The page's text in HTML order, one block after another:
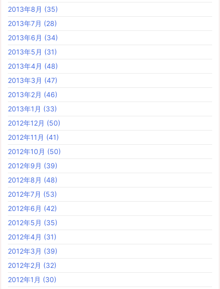
2013年8月 (35)
2013年7月 (28)
2013年6月 (34)
2013年5月 (31)
2013年4月 (48)
2013年3月 (47)
2013年2月 (46)
2013年1月 (33)
2012年12月 (50)
2012年11月 (41)
2012年10月 (50)
2012年9月 (39)
2012年8月 (48)
2012年7月 (53)
2012年6月 (42)
2012年5月 (35)
2012年4月 (31)
2012年3月 (39)
2012年2月 (32)
2012年1月 (30)